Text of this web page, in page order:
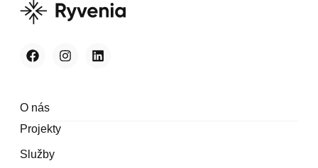
O nás
Projekty
Služby